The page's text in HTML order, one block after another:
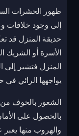
ظهور الحشرات
إلى وجود خلافات
حديقة المنزل قد
الأسرة أو
المنزل فتشير إلى
يواجهها الرائي في
الشعور بالخوف
بالحصول على
والهروب منها